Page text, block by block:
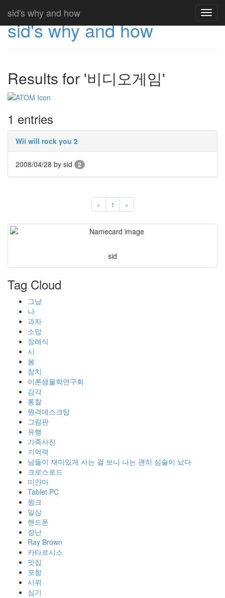
sid's why and how
sid's why and how
Results for '비디오게임'
1 entries
Wii will rock you 2
2008/04/28 by sid 2
« 1 »
sid
Tag Cloud
그냥
나
과자
소망
장례식
시
봄
참치
이론생물학연구회
감각
통찰
원격데스크탑
그림판
유행
가족사진
기억력
남들이 재미있게 사는 걸 보니 나는 괜히 심술이 났다
크로스로드
미얀마
Tablet PC
윙크
일상
핸드폰
장난
Ray Brown
카타르시스
맛집
포항
시위
심기